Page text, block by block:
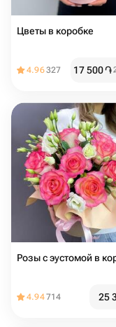
Цветы в коробке
4.96327 17 500֏
Розы с эустомой в
4.94714 25